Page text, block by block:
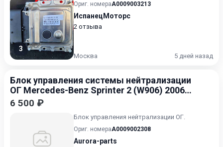
3
Ориг. номераA0009003213
ИспанецМоторс
2 отзыва
Москва 5 дней назад
Блок управления системы нейтрализации
ОГ Mercedes-Benz Sprinter 2 (W906) 2006-
2014
6 500 ₽
Блок управления нейтрализации ОГ.
Ориг. номераA0009002308
Aurora-parts